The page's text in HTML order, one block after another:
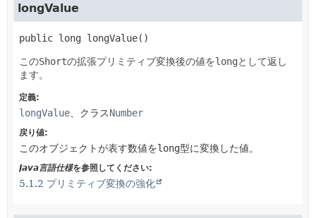
longValue
public long longValue()
このShortの拡張プリミティブ変換後の値をlongとして返し
ます。
定義:
longValue 、クラスNumber
戻り値:
このオブジェクトが表す数値をlong型に変換した値。
Java言語仕様を参照してください:
5.1.2 プリミティブ変換の強化